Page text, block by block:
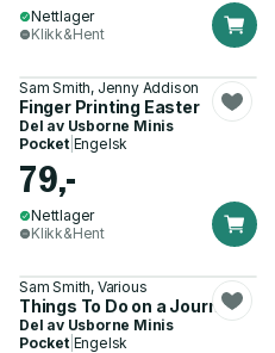
Nettlager
Klikk&Hent
Sam Smith, Jenny Addison
Finger Printing Easter
Del av Usborne Minis
Pocket| Engelsk
79,-
Nettlager
Klikk&Hent
Sam Smith, Various
Things To Do on a Journey
Del av Usborne Minis
Pocket| Engelsk